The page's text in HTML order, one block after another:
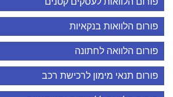
פורום הלוואות בנקאיות
פורום הלוואה לחתונה
פורום תנאי מימון לרכישת רכב